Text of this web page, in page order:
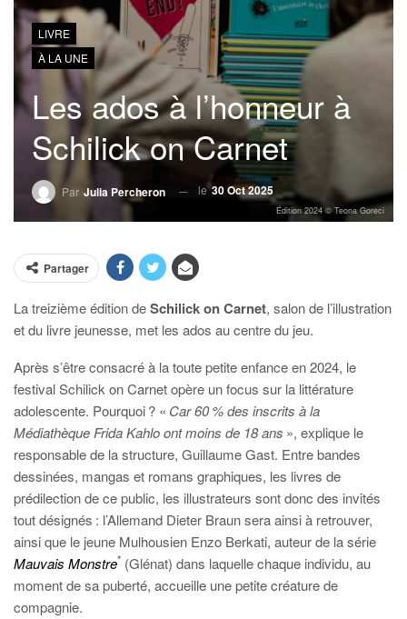
LIVRE
À LA UNE
Les ados à l’honneur à
Schilick on Carnet
Par Julia Percheron le30 Oct 2025
Édition 2024 © Teona Goreci
Partager
La treizième édition deSchilick on Carnet, salon de l’illustration
et du livre jeunesse, met les ados au centre du jeu.
Après s’être consacré à la toute petite enfance en 2024, le
festival Schilick on Carnet opère un focus sur la littérature
adolescente. Pourquoi ? « Car 60 % des inscrits à la
Médiathèque Frida Kahlo ont moins de 18 ans », explique le
responsable de la structure, Guillaume Gast. Entre bandes
dessinées, mangas et romans graphiques, les livres de
prédilection de ce public, les illustrateurs sont donc des invités
tout désignés : l’Allemand Dieter Braun sera ainsi à retrouver,
ainsi que le jeune Mulhousien Enzo Berkati, auteur de la série
Mauvais Monstre* (Glénat) dans laquelle chaque individu, au
moment de sa puberté, accueille une petite créature de
compagnie.